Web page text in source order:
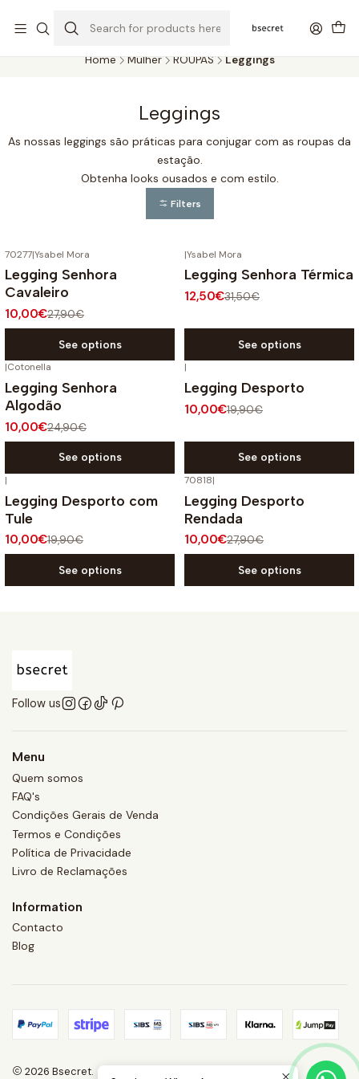
A 5 DIAS
Home Mulher ROUPAS Leggings
Leggings
As nossas leggings são práticas para conjugar com as roupas da
estação.
Obtenha looks ousados e com estilo.
Filters
-64% OFF
70277|Ysabel Mora
Legging Senhora
Cavaleiro
10,00€27,90€
See options
-60% OFF
|Ysabel Mora
Legging Senhora Térmica
12,50€31,50€
See options
|Cotonella
Legging Senhora
Algodão
10,00€24,90€
See options
|
Legging Desporto
10,00€19,90€
See options
|
Legging Desporto com
Tule
10,00€19,90€
See options
-64%
70818|
Legging Desporto
Rendada
10,00€27,90€
See options
Follow us
Menu
Quem somos
FAQ's
Condições Gerais de Venda
Termos e Condições
Política de Privacidade
Livro de Reclamações
Information
Contacto
Blog
2026 Bsecret.